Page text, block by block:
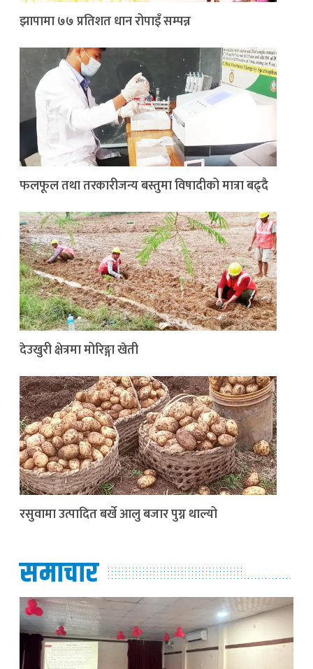
झापामा ७७ प्रतिशत धान रोपाइँ सम्पन्न
फलफूल तथा तरकारीजन्य बस्तुमा विषादीको मात्रा बढ्दै
देउखुरी क्षेत्रमा मोरिङ्गा खेती
रसुवामा उत्पादित बर्खे आलु बजार पुग्न थाल्यो
समाचार